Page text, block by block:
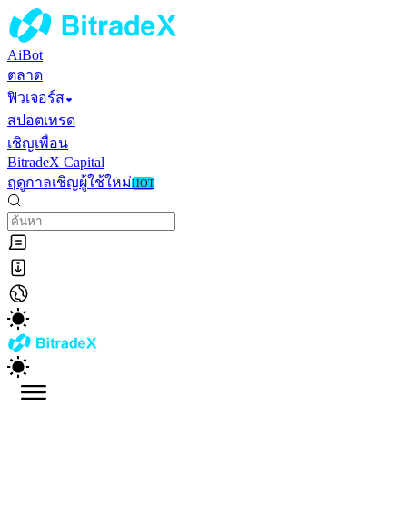
AiBot
ตลาด
ฟิวเจอร์ส
สปอตเทรด
เชิญเพื่อน
BitradeX Capital
ฤดูกาลเชิญผู้ใช้ใหม่HOT